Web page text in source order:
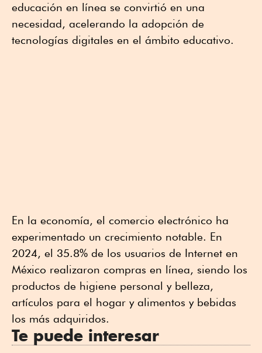
educación en línea se convirtió en una
necesidad, acelerando la adopción de
tecnologías digitales en el ámbito educativo.
En la economía, el comercio electrónico ha
experimentado un crecimiento notable. En
2024, el 35.8% de los usuarios de Internet en
México realizaron compras en línea, siendo los
productos de higiene personal y belleza,
artículos para el hogar y alimentos y bebidas
los más adquiridos.
Te puede interesar